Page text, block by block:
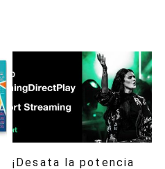
¡Desata la potencia